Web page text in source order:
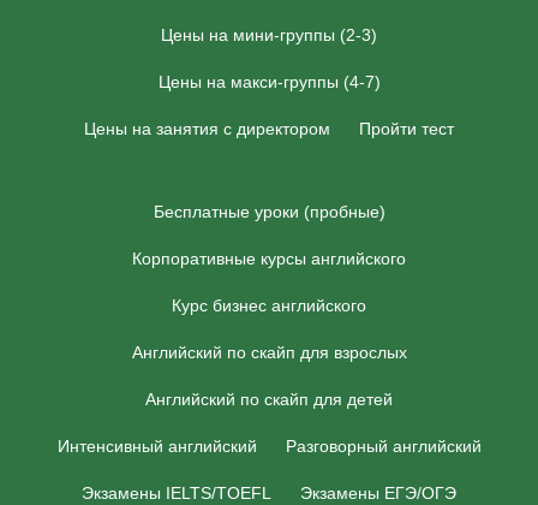
Цены на мини-группы (2-3)
Цены на макси-группы (4-7)
Цены на занятия с директором Пройти тест
Бесплатные уроки (пробные)
Корпоративные курсы английского
Курс бизнес английского
Английский по скайп для взрослых
Английский по скайп для детей
Интенсивный английский Разговорный английский
Экзамены IELTS/TOEFL Экзамены ЕГЭ/ОГЭ